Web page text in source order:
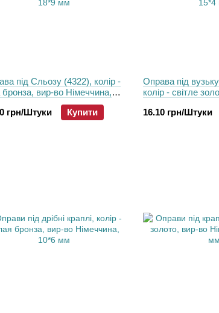
під Сльозу (4322), колір -
бронза, вир-во Німеччина,
грн/Штуки
Купити
Оправа під
колір - світле
16.10 грн/Штуки